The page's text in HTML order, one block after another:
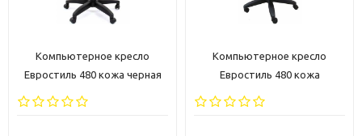
Компьютерное кресло
Евростиль 480 кожа черная
Компьютерное кресло
Евростиль 480 кожа